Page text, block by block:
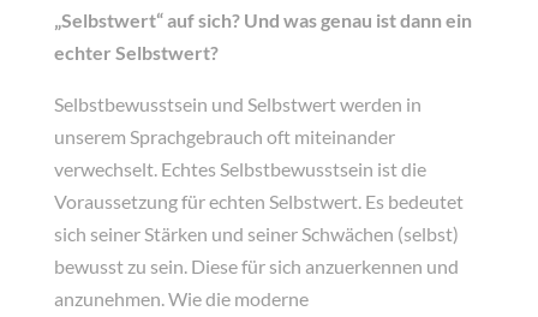
„Selbstwert“ auf sich? Und was genau ist dann ein
echter Selbstwert?
Selbstbewusstsein und Selbstwert werden in
unserem Sprachgebrauch oft miteinander
verwechselt. Echtes Selbstbewusstsein ist die
Voraussetzung für echten Selbstwert. Es bedeutet
sich seiner Stärken und seiner Schwächen (selbst)
bewusst zu sein. Diese für sich anzuerkennen und
anzunehmen. Wie die moderne